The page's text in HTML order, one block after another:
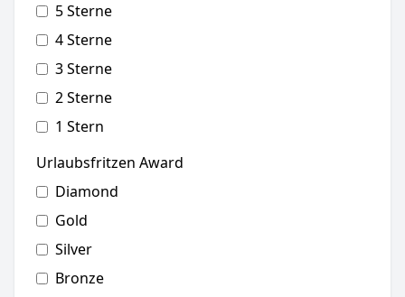
5 Sterne
4 Sterne
3 Sterne
2 Sterne
1 Stern
Urlaubsfritzen Award
Diamond
Gold
Silver
Bronze